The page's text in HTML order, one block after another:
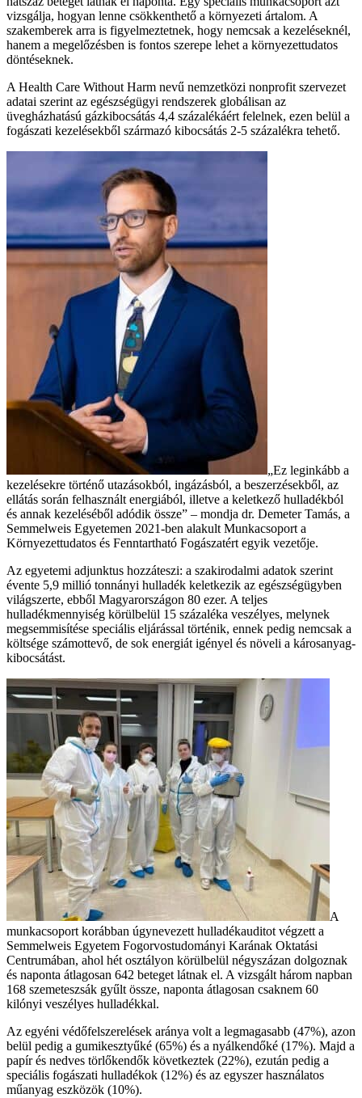
vizsgálja, hogyan lenne csökkenthető a környezeti ártalom. A
szakemberek arra is figyelmeztetnek, hogy nemcsak a kezeléseknél,
hanem a megelőzésben is fontos szerepe lehet a környezettudatos
döntéseknek.
A Health Care Without Harm nevű nemzetközi nonprofit szervezet
adatai szerint az egészségügyi rendszerek globálisan az
üvegházhatású gázkibocsátás 4,4 százalékáért felelnek, ezen belül a
fogászati kezelésekből származó kibocsátás 2-5 százalékra tehető.
„Ez leginkább a
kezelésekre történő utazásokból, ingázásból, a beszerzésekből, az
ellátás során felhasznált energiából, illetve a keletkező hulladékból
és annak kezeléséből adódik össze” – mondja dr. Demeter Tamás, a
Semmelweis Egyetemen 2021-ben alakult Munkacsoport a
Környezettudatos és Fenntartható Fogászatért egyik vezetője.
Az egyetemi adjunktus hozzáteszi: a szakirodalmi adatok szerint
évente 5,9 millió tonnányi hulladék keletkezik az egészségügyben
világszerte, ebből Magyarországon 80 ezer. A teljes
hulladékmennyiség körülbelül 15 százaléka veszélyes, melynek
megsemmisítése speciális eljárással történik, ennek pedig nemcsak a
költsége számottevő, de sok energiát igényel és növeli a károsanyag-
kibocsátást.
A
munkacsoport korábban úgynevezett hulladékauditot végzett a
Semmelweis Egyetem Fogorvostudományi Karának Oktatási
Centrumában, ahol hét osztályon körülbelül négyszázan dolgoznak
és naponta átlagosan 642 beteget látnak el. A vizsgált három napban
168 szemeteszsák gyűlt össze, naponta átlagosan csaknem 60
kilónyi veszélyes hulladékkal.
Az egyéni védőfelszerelések aránya volt a legmagasabb (47%), azon
belül pedig a gumikesztyűké (65%) és a nyálkendőké (17%). Majd a
papír és nedves törlőkendők következtek (22%), ezután pedig a
speciális fogászati hulladékok (12%) és az egyszer használatos
műanyag eszközök (10%).